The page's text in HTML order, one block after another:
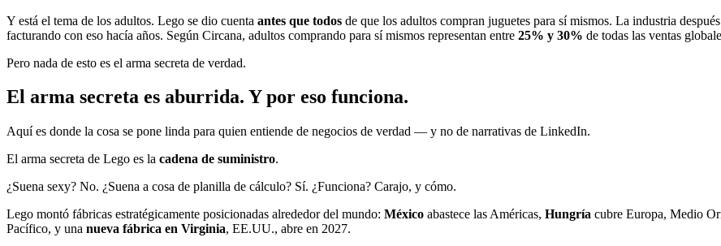
Y está el tema de los adultos. Lego se dio cuenta antes que todos de que los adultos compran juguetes para sí mismos. La industria
facturando con eso hacía años. Según Circana, adultos comprando para sí mismos representan entre 25% y 30% de todas las ventas
Pero nada de esto es el arma secreta de verdad.
El arma secreta es aburrida. Y por eso funciona.
Aquí es donde la cosa se pone linda para quien entiende de negocios de verdad — y no de narrativas de LinkedIn.
El arma secreta de Lego es la cadena de suministro.
¿Suena sexy? No. ¿Suena a cosa de planilla de cálculo? Sí. ¿Funciona? Carajo, y cómo.
Lego montó fábricas estratégicamente posicionadas alrededor del mundo: México abastece las Américas, Hungría cubre Europa, Medio
Pacífico, y una nueva fábrica en Virginia, EE.UU., abre en 2027.